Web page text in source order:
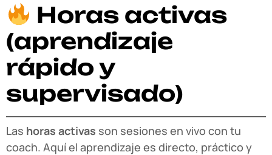
Horas activas
(aprendizaje
rápido y
supervisado)
Las horas activas son sesiones en vivo con tu
coach. Aquí el aprendizaje es directo, práctico y